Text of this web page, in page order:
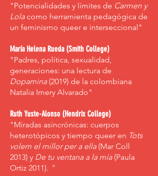
"Potencialidades y límites de Carmen y
Lolacomo herramienta pedagógica de
un feminismo queer e interseccional"
María Helena Rueda (Smith College)
"Padres, política, sexualidad,
generaciones: una lectura de
Dopamina(2019) de la colombiana
Natalia Imery Alvarado"
Ruth Yuste-Alonso (Hendrix College)
"Miradas asincrónicas: cuerpos
heterotópicos y tiempo queer en Tots
volem el millor per a ella(Mar Coll
2013) y De tu ventana a la mía (Paula
Ortiz 2011). "